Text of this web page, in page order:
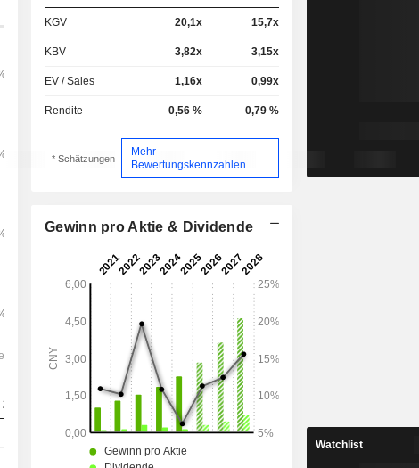
2025 2026 2027 2028
398.819 459.160 535.153
KGV 20,1x 15,7x
KBV 3,82x 3,15x
EV / Sales 1,16x 0,99x
Rendite 0,56 % 0,79 %
* Schätzungen
Mehr
Bewertungskennzahlen
Gewinn pro Aktie & Dividende
Watchlist